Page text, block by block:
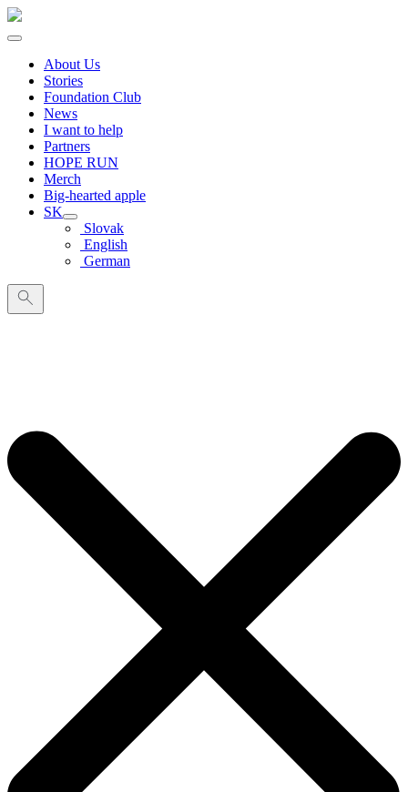
About Us
Stories
Foundation Club
News
I want to help
Partners
HOPE RUN
Merch
Big-hearted apple
SK
Slovak
English
German